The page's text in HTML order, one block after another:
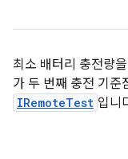
최소 배터리 충전량
가 두 번째 충전 기준
IRemoteTest 입니